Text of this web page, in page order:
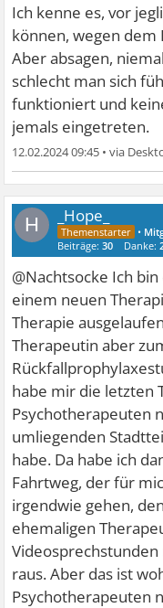
Ich kenne es, vor
können, wegen
Aber absagen,
schlecht man sich
funktioniert und
jemals eingetreten.
12.02.2024 09:45 •
H _Hope_
•
Beiträge:30 Danke:
@Nachtsocke Ich
einem neuen
Therapie
Therapeutin aber
habe mir die letzten
Psychotherapeuten
umliegenden
habe. Da habe ich
Fahrtweg, der für
irgendwie gehen,
ehemaligen
raus. Aber das ist
Psychotherapeuten